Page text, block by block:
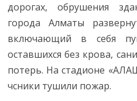
дорогах, обрушения
города Алматы
включающий в себя
оставшихся без крова,
потерь. На стадионе
чсники тушили пожар.